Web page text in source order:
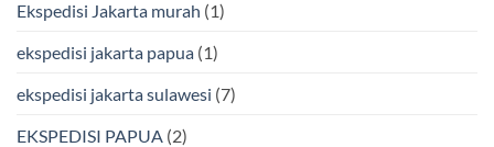
Ekspedisi Jakarta murah (1)
ekspedisi jakarta papua (1)
ekspedisi jakarta sulawesi (7)
EKSPEDISI PAPUA (2)